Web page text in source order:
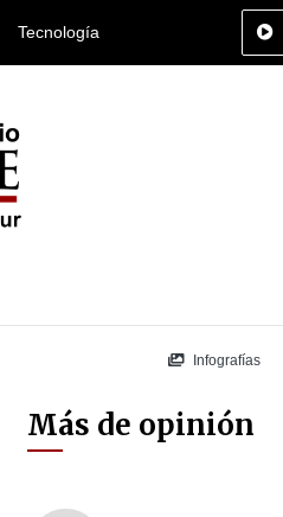
Tecnología
Infografías
Más de opinión